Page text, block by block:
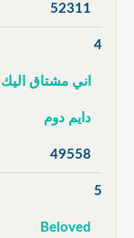
52311
4
اني مشتاق اليك
دايم دوم
49558
5
Beloved